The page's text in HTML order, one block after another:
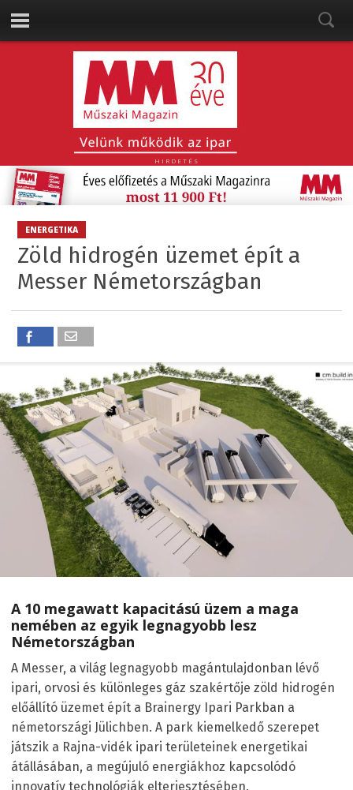
HIRDETÉS
ENERGETIKA
Zöld hidrogén üzemet épít a
Messer Németországban
A 10 megawatt kapacitású üzem a maga
nemében az egyik legnagyobb lesz
Németországban
A Messer, a világ legnagyobb magántulajdonban lévő
ipari, orvosi és különleges gáz szakértője zöld hidrogén
előállító üzemet épít a Brainergy Ipari Parkban a
németországi Jülichben. A park kiemelkedő szerepet
játszik a Rajna-vidék ipari területeinek energetikai
átállásában, a megújuló energiákhoz kapcsolódó
innovatív technológiák elterjesztésében.